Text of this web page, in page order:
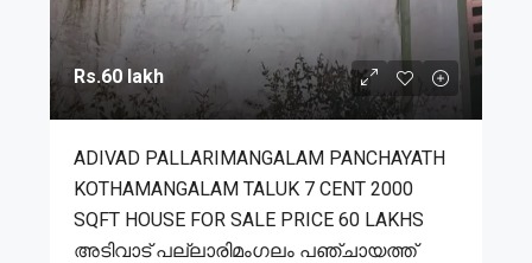
Rs.60 lakh
ADIVAD PALLARIMANGALAM PANCHAYATH
KOTHAMANGALAM TALUK 7 CENT 2000
SQFT HOUSE FOR SALE PRICE 60 LAKHS
അടിവാട് പല്ലാരിമംഗലം പഞ്ചായത്ത്